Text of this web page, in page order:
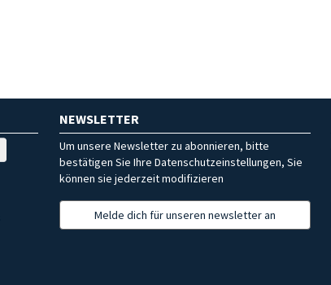
NEWSLETTER
Um unsere Newsletter zu abonnieren, bitte
bestätigen Sie Ihre Datenschutzeinstellungen, Sie
können sie jederzeit modifizieren
Melde dich für unseren newsletter an